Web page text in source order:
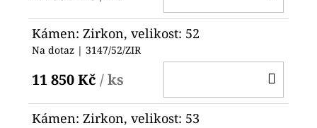
Kámen: Zirkon, velikost: 52
Na dotaz | 3147/52/ZIR
11 850 Kč / ks
Kámen: Zirkon, velikost: 53